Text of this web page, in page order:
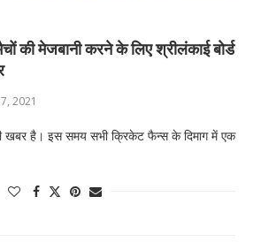
की मेजबानी करने के लिए श्रीलंकाई बोर्ड
2021
है। इस समय सभी क्रिकेट फैन्स के दिमाग में एक